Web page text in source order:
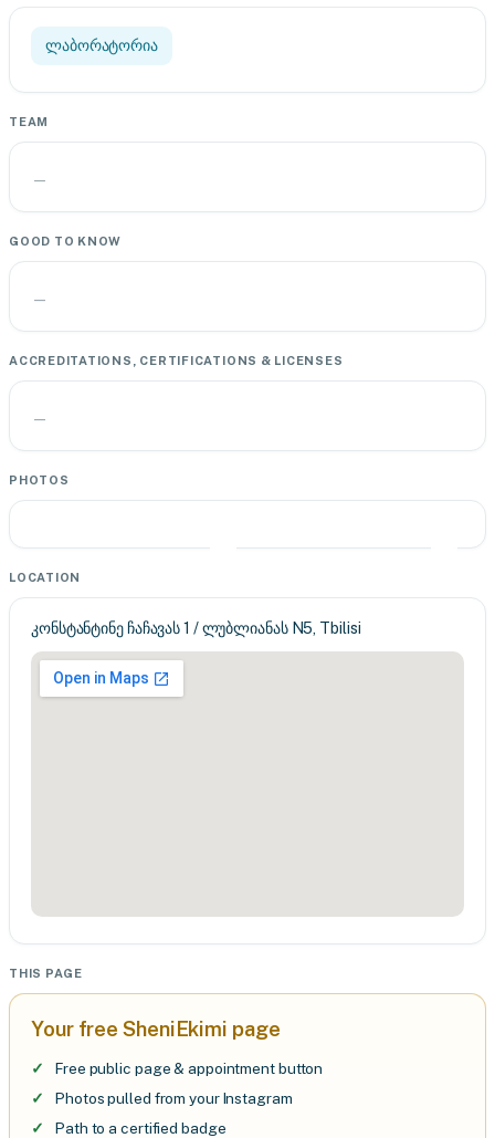
ლაბორატორია
TEAM
—
GOOD TO KNOW
—
ACCREDITATIONS, CERTIFICATIONS & LICENSES
—
PHOTOS
LOCATION
კონსტანტინე ჩაჩავას 1 / ლუბლიანას N5, Tbilisi
THIS PAGE
Your free SheniEkimi page
Free public page & appointment button
Photos pulled from your Instagram
Path to a certified badge